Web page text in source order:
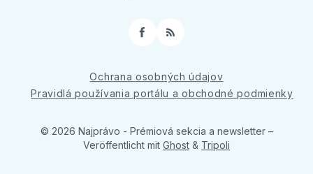
Facebook
RSS
Ochrana osobných údajov
Pravidlá používania portálu a obchodné podmienky
© 2026 Najprávo - Prémiová sekcia a newsletter –
Veröffentlicht mit Ghost & Tripoli